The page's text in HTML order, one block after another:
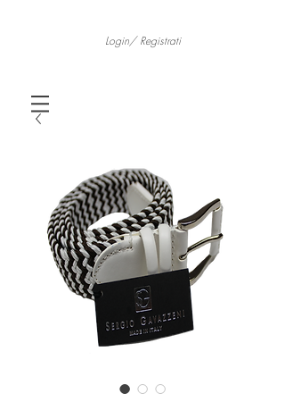
Login/ Registrati